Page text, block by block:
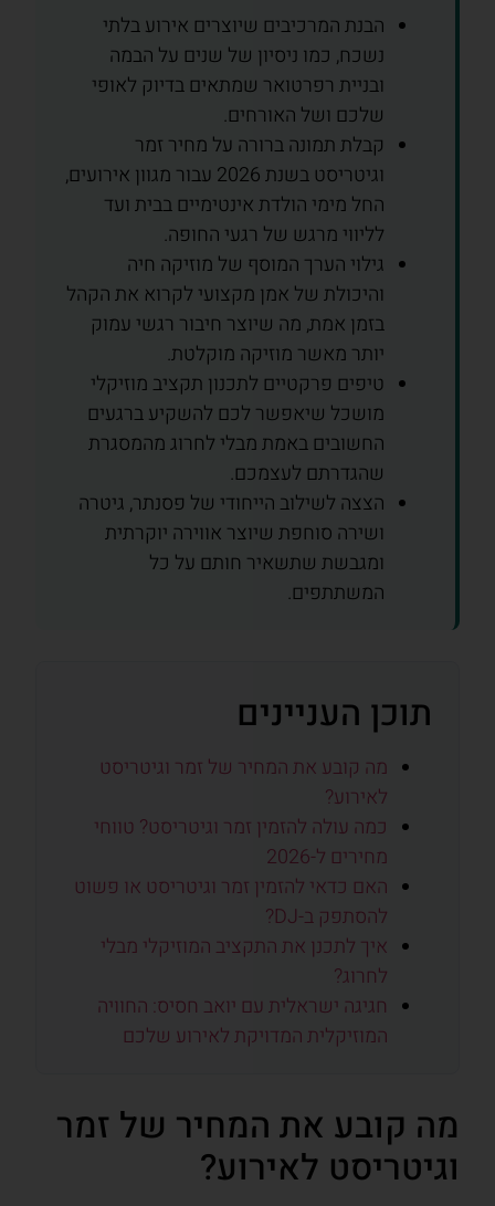
הבנת המרכיבים שיוצרים אירוע בלתי
נשכח, כמו ניסיון של שנים על הבמה
ובניית רפרטואר שמתאים בדיוק לאופי
שלכם ושל האורחים.
קבלת תמונה ברורה על מחיר זמר
וגיטריסט בשנת 2026 עבור מגוון אירועים,
החל מימי הולדת אינטימיים בבית ועד
לליווי מרגש של רגעי החופה.
גילוי הערך המוסף של מוזיקה חיה
והיכולת של אמן מקצועי לקרוא את הקהל
בזמן אמת, מה שיוצר חיבור רגשי עמוק
יותר מאשר מוזיקה מוקלטת.
טיפים פרקטיים לתכנון תקציב מוזיקלי
מושכל שיאפשר לכם להשקיע ברגעים
החשובים באמת מבלי לחרוג מהמסגרת
שהגדרתם לעצמכם.
הצצה לשילוב הייחודי של פסנתר, גיטרה
ושירה סוחפת שיוצר אווירה יוקרתית
ומגבשת שתשאיר חותם על כל
המשתתפים.
תוכן העניינים
מה קובע את המחיר של זמר וגיטריסט
לאירוע?
כמה עולה להזמין זמר וגיטריסט? טווחי
מחירים ל-2026
האם כדאי להזמין זמר וגיטריסט או פשוט
להסתפק ב-DJ?
איך לתכנן את התקציב המוזיקלי מבלי
לחרוג?
חגיגה ישראלית עם יואב חסיס: החוויה
המוזיקלית המדויקת לאירוע שלכם
מה קובע את המחיר של זמר
וגיטריסט לאירוע?